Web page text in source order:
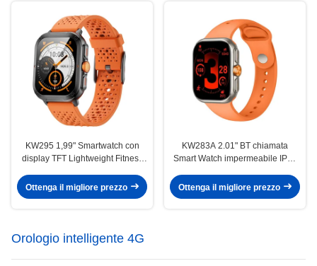
KW295 1,99" Smartwatch con
display TFT Lightweight Fitness
chiamata BT
Ottenga il migliore prezzo
KW283A 2.01" BT chiamata
Smart Watch impermeabile IP68
Ottenga il migliore prezzo
Orologio intelligente 4G